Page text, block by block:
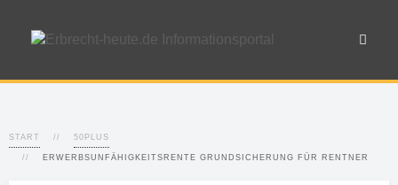
START 50PLUS
ERWERBSUNFÄHIGKEITSRENTE GRUNDSICHERUNG FÜR RENTNER